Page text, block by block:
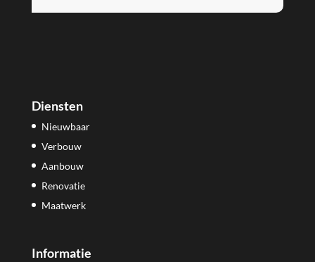
Diensten
Nieuwbaar
Verbouw
Aanbouw
Renovatie
Maatwerk
Informatie